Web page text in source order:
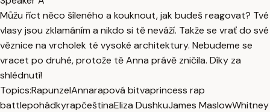
Můžu říct něco šíleného a kouknout, jak budeš reagovat? Tvé
vlasy jsou zklamáním a nikdo si tě neváží. Takže se vrať do své
věznice na vrcholek té vysoké architektury. Nebudeme se
vracet po druhé, protože tě Anna právě zničila. Díky za
shlédnutí!
Topics:RapunzelAnnarapová bitvaprincess rap
battlepohádkyrapčeštinaEliza DushkuJames MaslowWhitney